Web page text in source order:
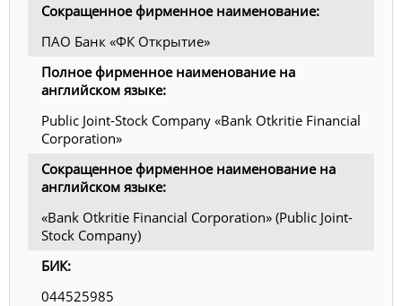
Сокращенное фирменное наименование:
ПАО Банк «ФК Открытие»
Полное фирменное наименование на
английском языке:
Public Joint-Stock Company «Bank Otkritie Financial
Corporation»
Сокращенное фирменное наименование на
английском языке:
«Bank Otkritie Financial Corporation» (Public Joint-
Stock Company)
БИК:
044525985